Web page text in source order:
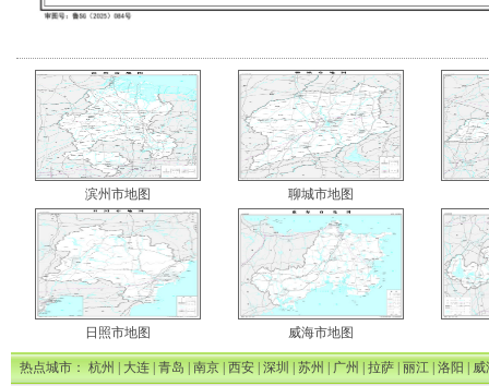
滨州市地图 聊城市地图
日照市地图 威海市地图
热点城市：杭州|大连|青岛|南京|西安|深圳|苏州|广州|拉萨|丽江|洛阳|威